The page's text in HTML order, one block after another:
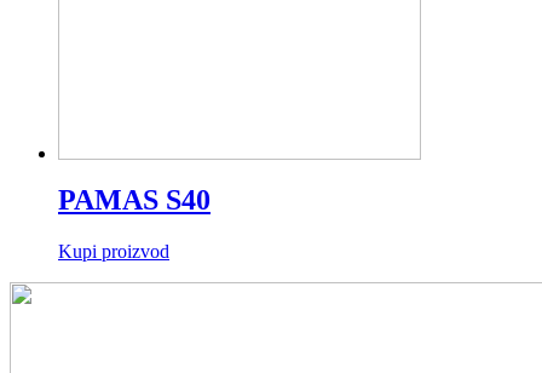
PAMAS S40
Kupi proizvod